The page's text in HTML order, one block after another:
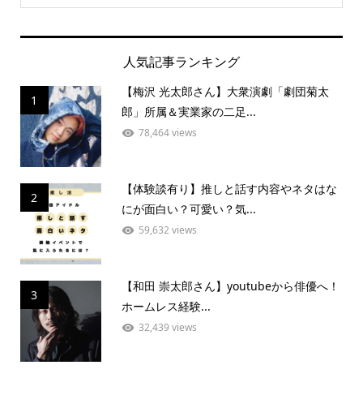
人気記事ランキング
1
【梅沢 光太郎さん】大衆演劇「劇団菊太
郎」所属＆実業家の二足...
78,464 views
2
【体験談有り】推しと話す内容やネタはな
にが面白い？可愛い？気...
59,632 views
3
【和田 崇太郎さん】youtubeから俳優へ！
ホームレス経験...
32,439 views